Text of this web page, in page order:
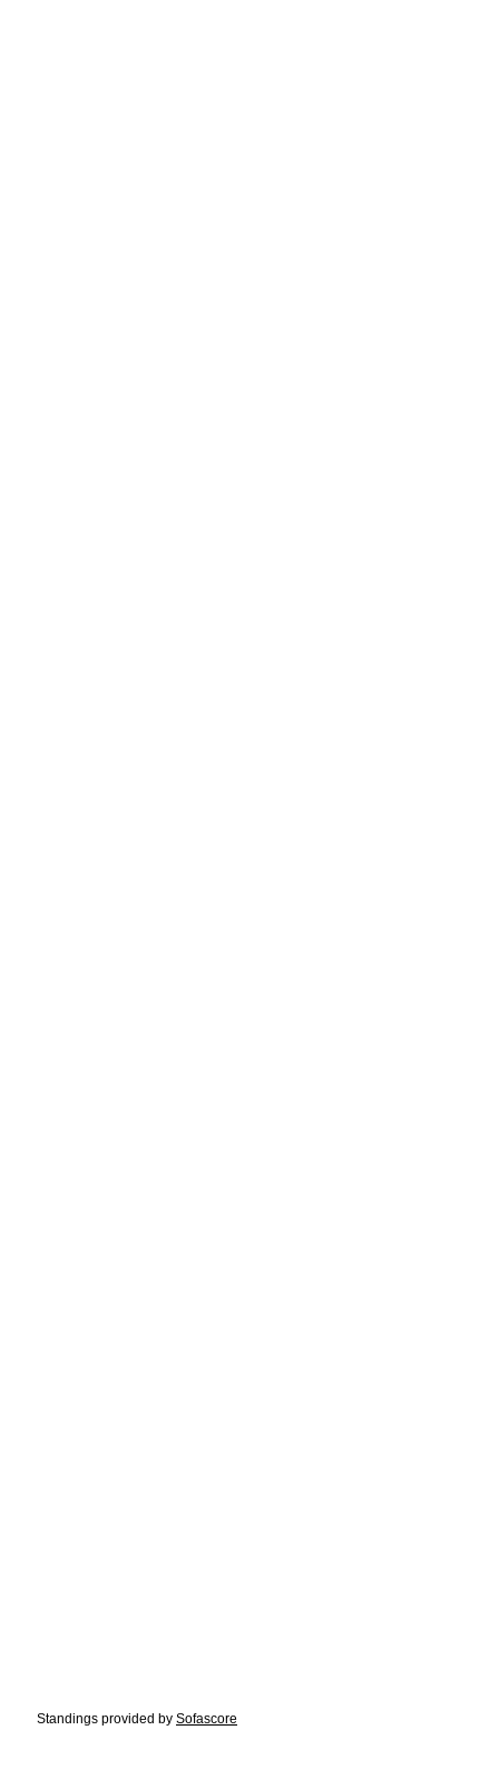
Standings provided by Sofascore